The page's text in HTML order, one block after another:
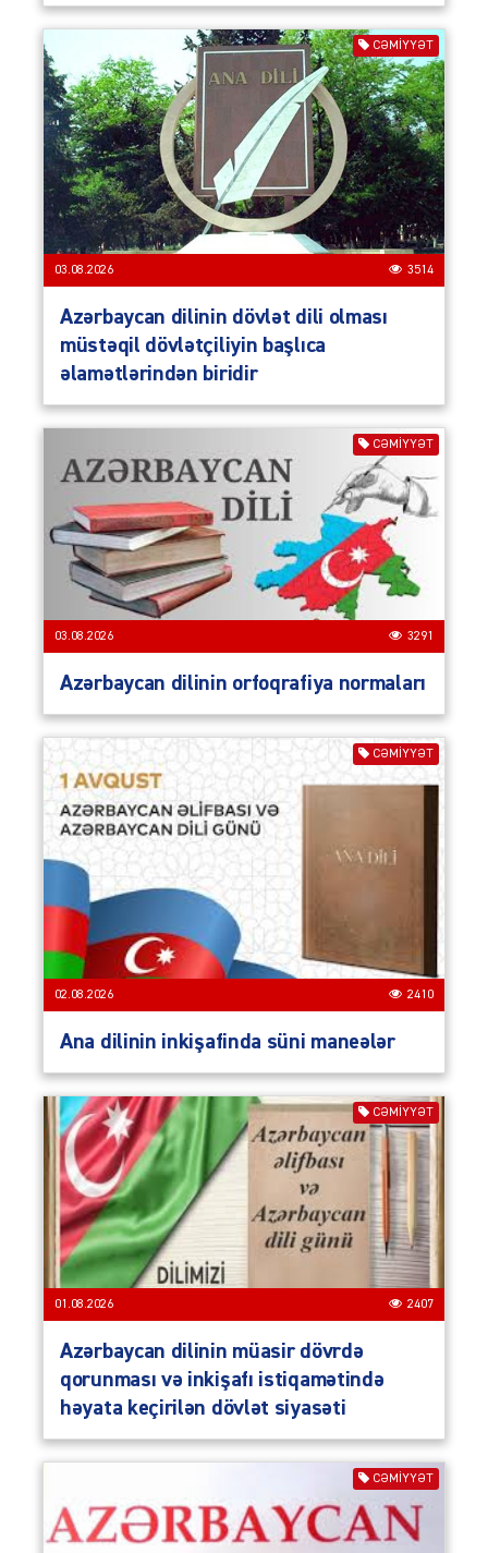
CƏMIYYƏT
03.08.2026 3514
Azərbaycan dilinin dövlət dili olması
müstəqil dövlətçiliyin başlıca
əlamətlərindən biridir
CƏMIYYƏT
03.08.2026 3291
Azərbaycan dilinin orfoqrafiya normaları
CƏMIYYƏT
02.08.2026 2410
Ana dilinin inkişafinda süni maneələr
CƏMIYYƏT
01.08.2026 2407
Azərbaycan dilinin müasir dövrdə
qorunması və inkişafı istiqamətində
həyata keçirilən dövlət siyasəti
CƏMIYYƏT